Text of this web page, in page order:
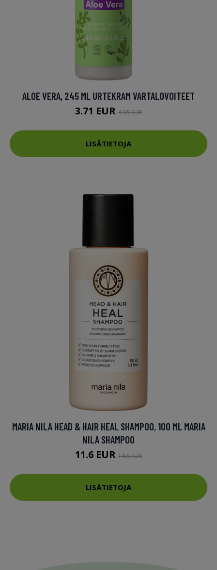
ALOE VERA, 245 ML URTEKRAM VARTALOVOITEET
3.71 EUR 4.95 EUR
LISÄTIETOJA
MARIA NILA HEAD & HAIR HEAL SHAMPOO, 100 ML MARIA
NILA SHAMPOO
11.6 EUR 14.5 EUR
LISÄTIETOJA